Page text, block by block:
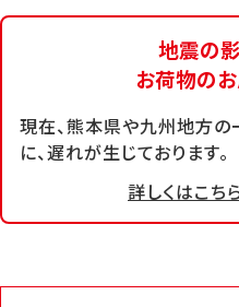
地震の
お荷物の
現在、熊本県や九州地方
に、遅れが生じております。
詳しくはこち